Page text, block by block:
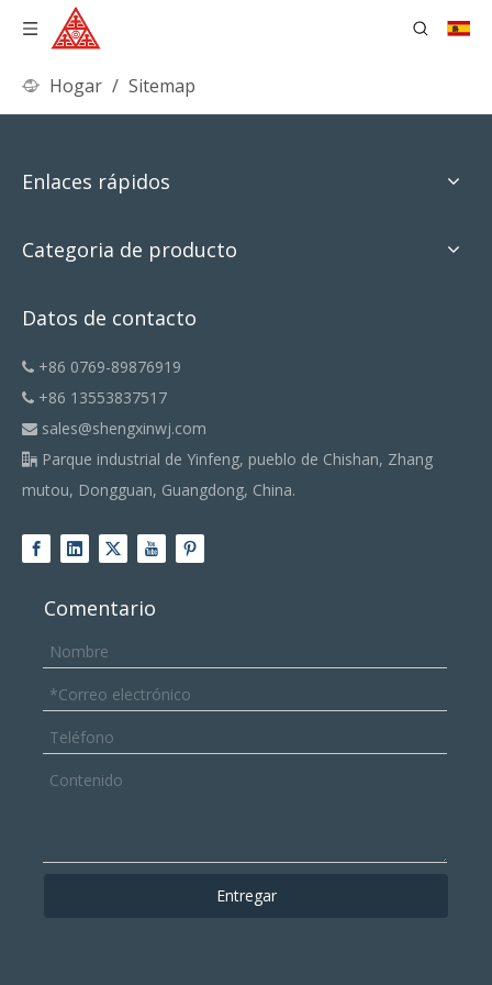
Hogar / Sitemap
Enlaces rápidos
Categoria de producto
Datos de contacto
 +86 0769-89876919
 +86 13553837517
 sales@shengxinwj.com
 Parque industrial de Yinfeng, pueblo de Chishan, Zhang
mutou, Dongguan, Guangdong, China.
Comentario
Entregar